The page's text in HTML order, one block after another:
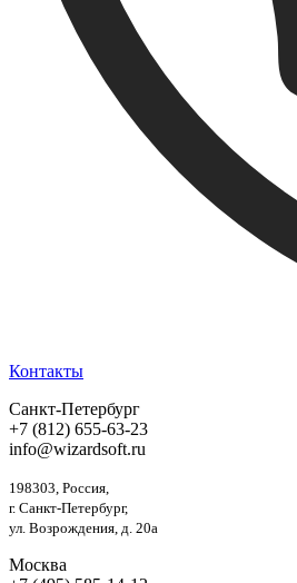
Контакты
Санкт-Петербург
+7 (812) 655-63-23
info@wizardsoft.ru
198303, Россия,
г. Санкт-Петербург,
ул. Возрождения, д. 20а
Москва